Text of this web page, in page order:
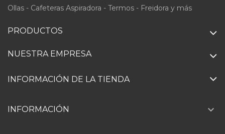
Ollas - Cafeteras Aspiradora - Termos - Freidora y más
PRODUCTOS
NUESTRA EMPRESA
INFORMACIÓN DE LA TIENDA
INFORMACIÓN 